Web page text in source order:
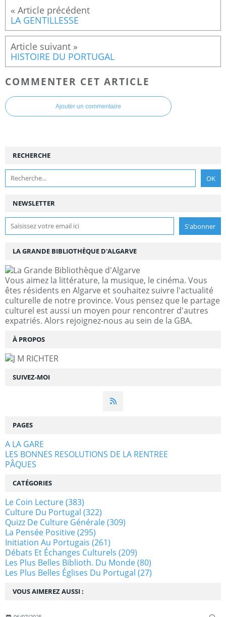
LA GENTILLESSE
HISTOIRE DU PORTUGAL
COMMENTER CET ARTICLE
Ajouter un commentaire
NEWSLETTER
SUIVEZ-MOI
RECHERCHE
LA GRANDE BIBLIOTHÈQUE D'ALGARVE
Vous aimez la littérature, la musique, le cinéma. Vous
êtes résidents en Algarve et souhaitez suivre l'actualité
culturelle de notre province. Vous pensez que le partage
culturel est aussi un moyen pour rencontrer d'autres
expatriés. Alors rejoignez-nous au sein de la GBA.
À PROPOS
VOUS AIMEREZ AUSSI :
PAGES
A LA GARE
LES BONNES RESOLUTIONS DE LA RENTREE
PÂQUES
CATÉGORIES
Le Coin Lecture(383)
Culture Du Portugal (322)
Quizz De Culture Générale(309)
La Pensée Positive(295)
Initiation Au Portugais (261)
Débats Et Échanges Culturels (209)
Les Plus Belles Biblioth. Du Monde(80)
Les Plus Belles Églises Du Portugal (27)